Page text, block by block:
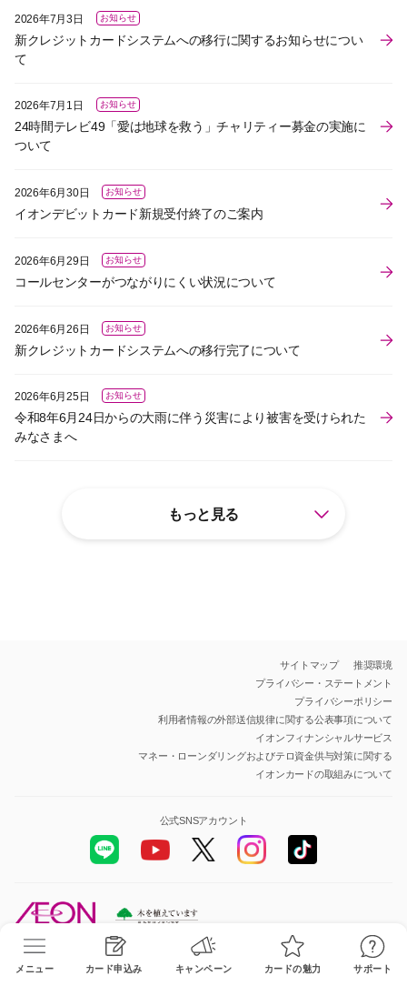
2026年7月3日 お知らせ
新クレジットカードシステムへの移行に関するお知らせについ
て
2026年7月1日 お知らせ
24時間テレビ49「愛は地球を救う」チャリティー募金の実施に
ついて
2026年6月30日 お知らせ
イオンデビットカード新規受付終了のご案内
2026年6月29日 お知らせ
コールセンターがつながりにくい状況について
2026年6月26日 お知らせ
新クレジットカードシステムへの移行完了について
2026年6月25日 お知らせ
令和8年6月24日からの大雨に伴う災害により被害を受けられた
みなさまへ
もっと見る
サイトマップ
推奨環境
プライバシー・ステートメント
プライバシーポリシー
利用者情報の外部送信規律に関する公表事項について
イオンフィナンシャルサービス
マネー・ローンダリングおよびテロ資金供与対策に関する
イオンカードの取組みについて
All Rights Reserved.Copyright© AEON Financial Service Co.,Ltd.
公式SNSアカウント
メニュー カード申込み キャンペーン カードの魅力 サポート